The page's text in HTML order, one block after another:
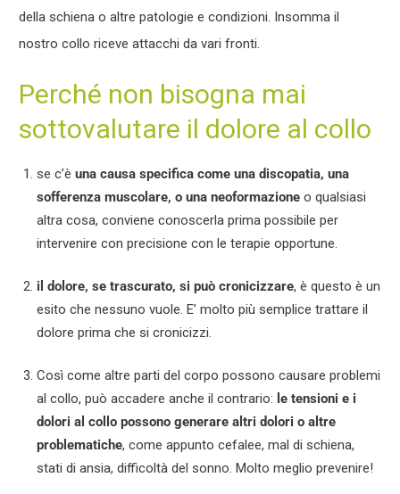
della schiena o altre patologie e condizioni. Insomma il
nostro collo riceve attacchi da vari fronti.
Perché non bisogna mai
sottovalutare il dolore al collo
se c’è una causa specifica come una discopatia, una
sofferenza muscolare, o una neoformazione o qualsiasi
altra cosa, conviene conoscerla prima possibile per
intervenire con precisione con le terapie opportune.
il dolore, se trascurato, si può cronicizzare, è questo è un
esito che nessuno vuole. E’ molto più semplice trattare il
dolore prima che si cronicizzi.
Così come altre parti del corpo possono causare problemi
al collo, può accadere anche il contrario: le tensioni e i
dolori al collo possono generare altri dolori o altre
problematiche, come appunto cefalee, mal di schiena,
stati di ansia, difficoltà del sonno. Molto meglio prevenire!